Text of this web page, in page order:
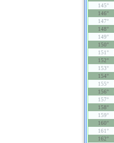
145°
146°
147°
148°
149°
150°
151°
152°
153°
154°
155°
156°
157°
158°
159°
160°
161°
162°